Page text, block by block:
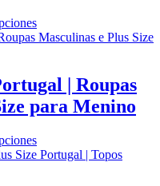
Este
producto
variantes.
Las
opciones
pueden
elegir
| Roupas
para Menino
Este
producto